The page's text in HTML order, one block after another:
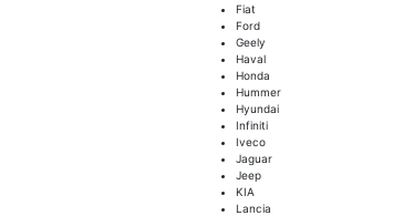
Fiat
Ford
Geely
Haval
Honda
Hummer
Hyundai
Infiniti
Iveco
Jaguar
Jeep
KIA
Lancia